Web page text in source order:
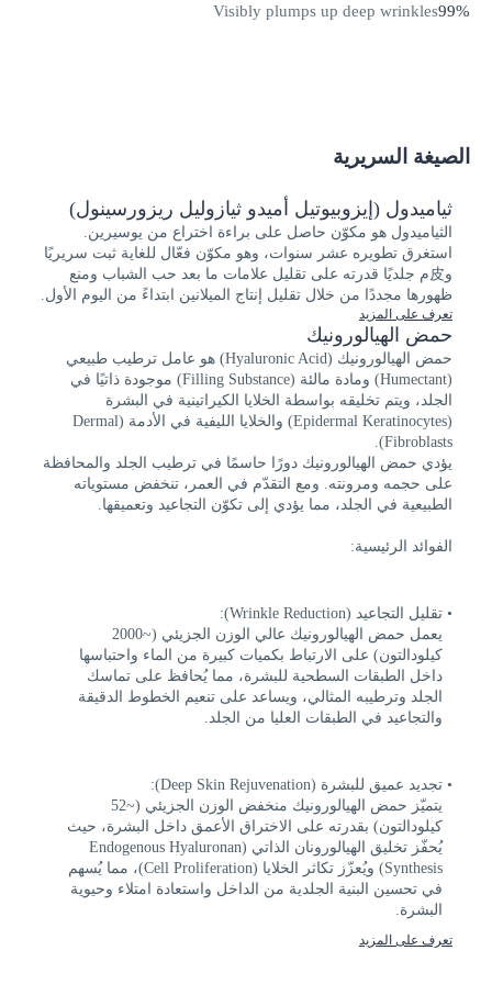
looking and feeling radiant and rejuvenated. 1 Compared to the
99%
Visibly plumps up deep wrinkles
الصيغة السريرية
ثياميدول (إيزوبيوتيل أميدو ثيازوليل ريزورسينول)
الثياميدول هو مكوّن حاصل على براءة اختراع من يوسيرين.
استغرق تطويره عشر سنوات، وهو مكوّن فعّال للغاية ثبت سريريًا
و皮م جلديًا قدرته على تقليل علامات ما بعد حب الشباب ومنع
ظهورها مجددًا من خلال تقليل إنتاج الميلانين ابتداءً من اليوم الأول.
تعرف على المزيد
حمض الهيالورونيك
حمض الهيالورونيك (Hyaluronic Acid) هو عامل ترطيب طبيعي
(Humectant) ومادة مالئة (Filling Substance) موجودة ذاتيًا في
الجلد، ويتم تخليقه بواسطة الخلايا الكيراتينية في البشرة
(Epidermal Keratinocytes) والخلايا الليفية في الأدمة (Dermal
Fibroblasts).
يؤدي حمض الهيالورونيك دورًا حاسمًا في ترطيب الجلد والمحافظة
على حجمه ومرونته. ومع التقدّم في العمر، تنخفض مستوياته
الطبيعية في الجلد، مما يؤدي إلى تكوّن التجاعيد وتعميقها.
الفوائد الرئيسية:
تقليل التجاعيد (Wrinkle Reduction):
يعمل حمض الهيالورونيك عالي الوزن الجزيئي (~2000
كيلودالتون) على الارتباط بكميات كبيرة من الماء واحتباسها
داخل الطبقات السطحية للبشرة، مما يُحافظ على تماسك
الجلد وترطيبه المثالي، ويساعد على تنعيم الخطوط الدقيقة
والتجاعيد في الطبقات العليا من الجلد.
تجديد عميق للبشرة (Deep Skin Rejuvenation):
يتميّز حمض الهيالورونيك منخفض الوزن الجزيئي (~52
كيلودالتون) بقدرته على الاختراق الأعمق داخل البشرة، حيث
يُحفّز تخليق الهيالورونان الذاتي (Endogenous Hyaluronan
Synthesis) ويُعزّز تكاثر الخلايا (Cell Proliferation)، مما يُسهم
في تحسين البنية الجلدية من الداخل واستعادة امتلاء وحيوية
البشرة.
تعرف على المزيد